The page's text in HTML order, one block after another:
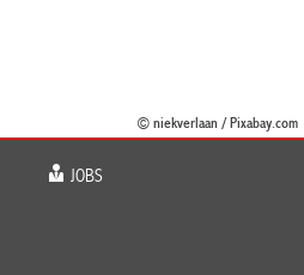
© niekverlaan / Pixabay.com
JOBS